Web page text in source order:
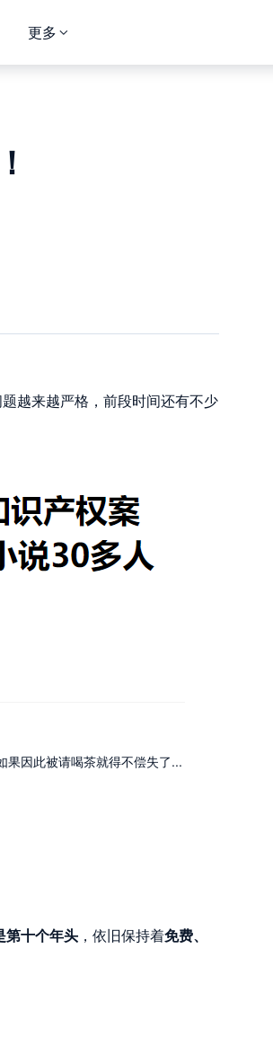
更多
越来越严格，前段时间还有不少
果因此被请喝茶就得不偿失了...
第十个年头，依旧保持着免费、